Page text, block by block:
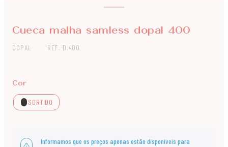
Cueca malha samless dopal 400
DOPAL REF. D.400
Cor
SORTIDO
Informamos que os preços apenas estão disponíveis para